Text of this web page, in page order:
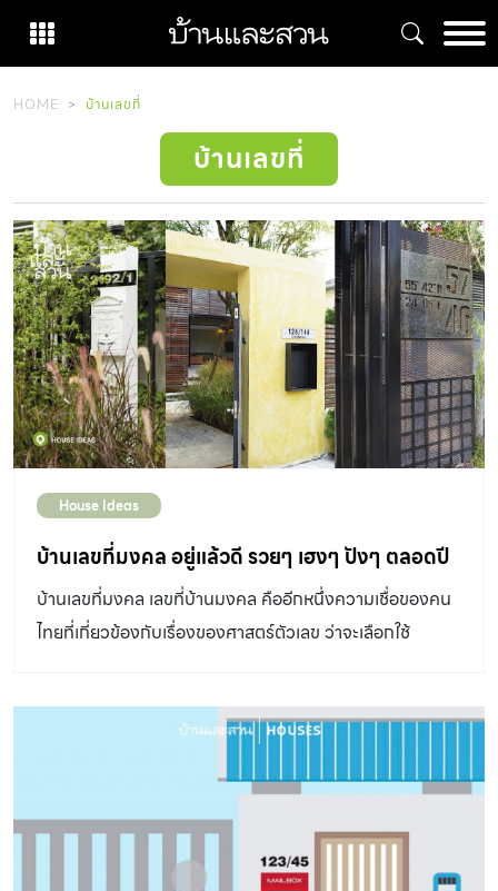
content
HOME บ้านเลขที่
บ้านเลขที่
House Ideas
บ้านเลขที่มงคล อยู่แล้วดี รวยๆ เฮงๆ ปังๆ ตลอดปี
บ้านเลขที่มงคล เลขที่บ้านมงคล คืออีกหนึ่งความเชื่อของคน
ไทยที่เกี่ยวข้องกับเรื่องของศาสตร์ตัวเลข ว่าจะเลือกใช้